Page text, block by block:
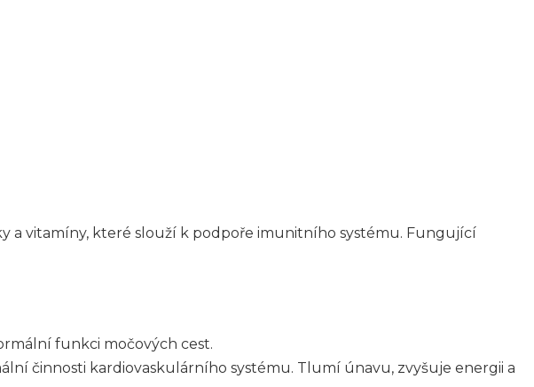
a vitamíny, které slouží k podpoře imunitního systému. Fungující
funkci močových cest.
činnosti kardiovaskulárního systému. Tlumí únavu, zvyšuje energii a